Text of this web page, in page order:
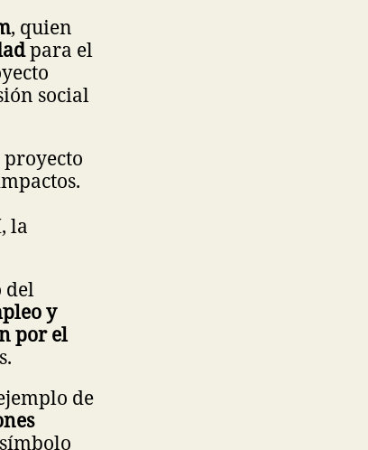
, quien
para el
social
la
del
y
por el
de